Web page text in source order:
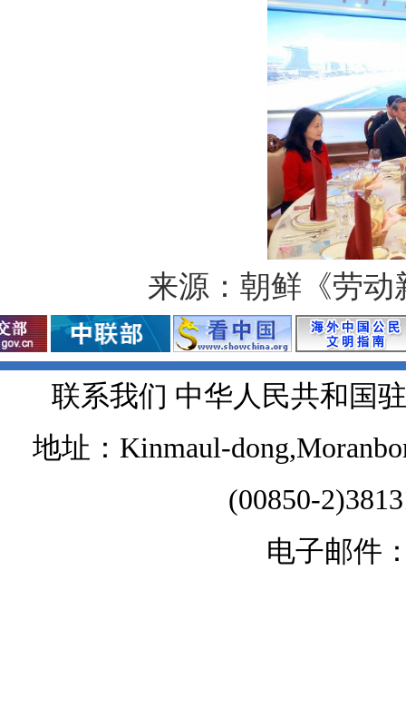
来源：朝鲜《劳动
联系我们 中华人民共和国
地址：Kinmaul-
(00850-
电子邮件